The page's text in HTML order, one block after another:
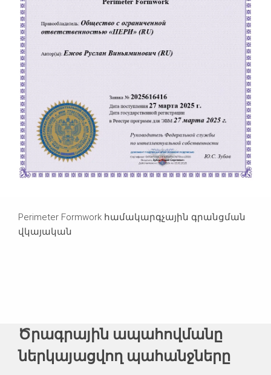
Perimeter Formwork համակարգչային գրանցման
վկայական
Ծրագրային ապահովմանը
ներկայացվող պահանջները